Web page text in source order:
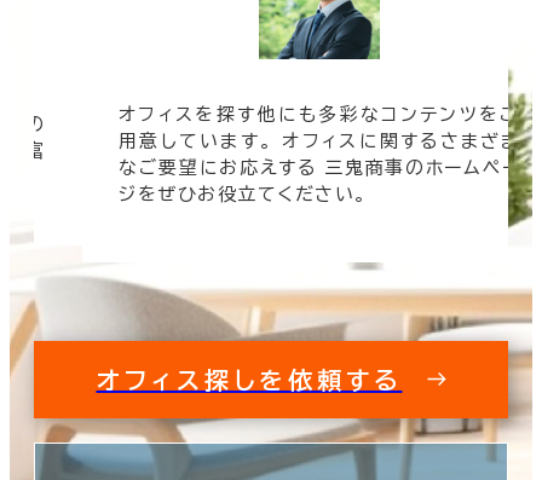
の
豊富
オフィスを探す他にも多彩なコンテンツをご
用意しています。 オフィスに関するさまざま
なご要望にお応えする 三鬼商事のホームペー
ジをぜひお役立てください。
オフィス探しを依頼する